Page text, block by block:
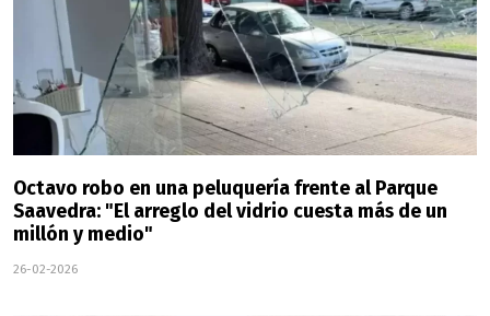
Octavo robo en una peluquería frente al Parque
Saavedra: "El arreglo del vidrio cuesta más de un
millón y medio"
26-02-2026